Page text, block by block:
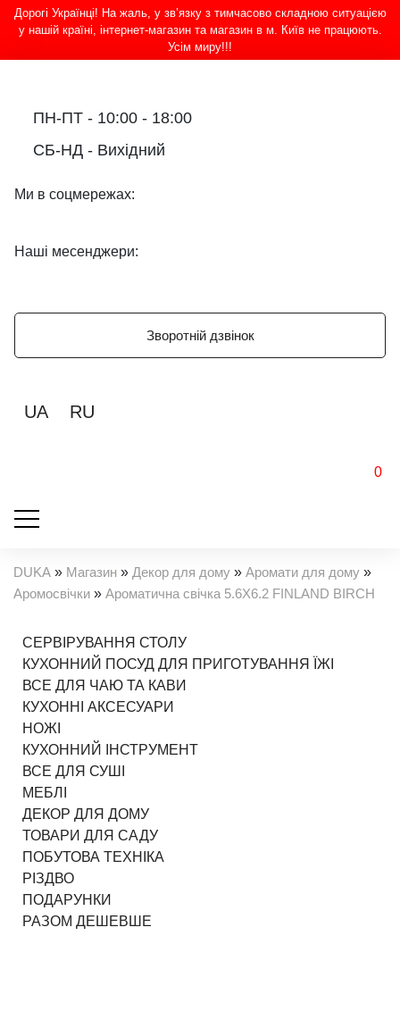
Дорогі Українці! На жаль, у зв’язку з тимчасово складною ситуацією
у нашій країні, інтернет-магазин та магазин в м. Київ не працюють.
Усім миру!!!
ПН-ПТ - 10:00 - 18:00
СБ-НД - Вихідний
Ми в соцмережах:
Наші месенджери:
Зворотній дзвінок
UA RU
0
DUKA » Магазин » Декор для дому » Аромати для дому »
Аромосвічки » Ароматична свічка 5.6X6.2 FINLAND BIRCH
СЕРВІРУВАННЯ СТОЛУ
КУХОННИЙ ПОСУД ДЛЯ ПРИГОТУВАННЯ ЇЖІ
ВСЕ ДЛЯ ЧАЮ ТА КАВИ
КУХОННІ АКСЕСУАРИ
НОЖІ
КУХОННИЙ ІНСТРУМЕНТ
ВСЕ ДЛЯ СУШІ
МЕБЛІ
ДЕКОР ДЛЯ ДОМУ
ТОВАРИ ДЛЯ САДУ
ПОБУТОВА ТЕХНІКА
РІЗДВО
ПОДАРУНКИ
РАЗОМ ДЕШЕВШЕ